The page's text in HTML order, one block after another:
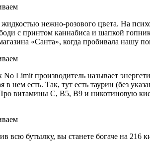
нежно-розового цвета. На
с принтом каннабиса и шапкой
«Санта», когда пробивала нашу
Limit производитель называет
в нем есть. Так, тут есть таурин (без
С, В5, В9 и никотиновую
бутылку, вы станете богаче на 216